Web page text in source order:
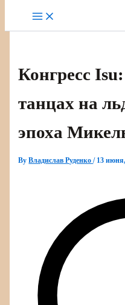
Конгресс
танцах на
эпоха
ByВладислав Руденко/ 13